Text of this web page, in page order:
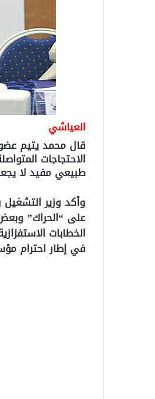
العياشي
قال محمد يتيم عضو
الاحتجاجات
طبيعي مفيد لا
وأكد وزير التشغيل
على “الحراك”
الخطابات
في إطار احترام